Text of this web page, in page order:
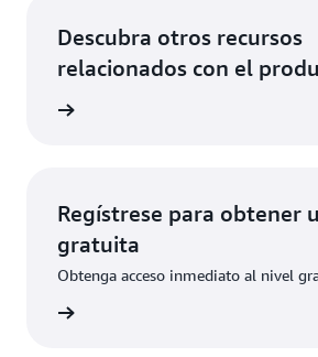
Descubra otros recursos
relacionados con el
Regístrese para obtener
gratuita
Obtenga acceso inmediato al nivel